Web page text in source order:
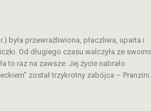
była przewrażliwiona, płaczliwa, uparta i
Od długiego czasu walczyła ze swoimi
to raz na zawsze. Jej życie nabrało
został trzykrotny zabójca – Pranzini.